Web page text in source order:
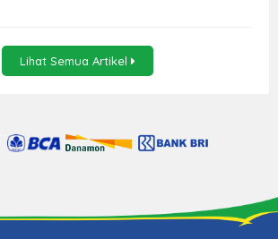
Lihat Semua Artikel